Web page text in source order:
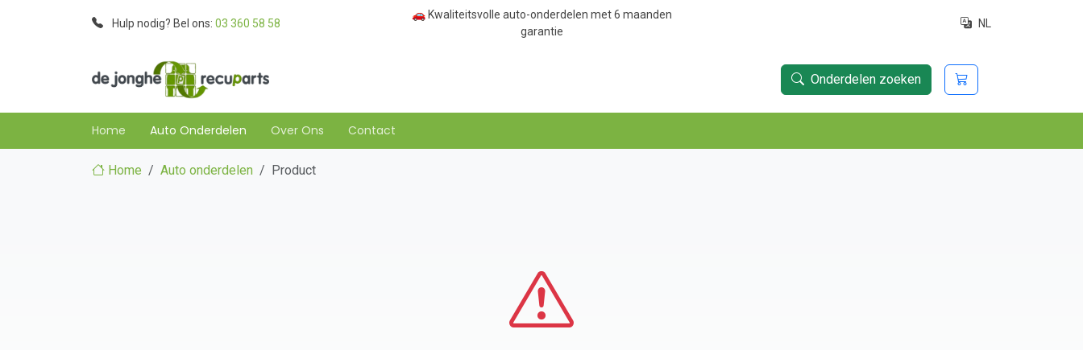
Hulp nodig? Bel ons: 03 360 58 58
🚗 Kwaliteitsvolle auto-onderdelen met 6 maanden
garantie
NL
Onderdelen zoeken
Home Auto Onderdelen Over Ons Contact
Home Auto onderdelen Product